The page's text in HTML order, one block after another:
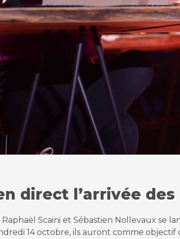
direct l’arrivée
Raphaël Scaini et Sébastien Nollevaux se
14 octobre, ils auront comme objectif